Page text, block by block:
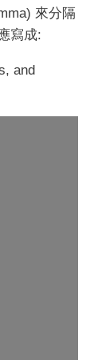
來分隔
寫成:
and